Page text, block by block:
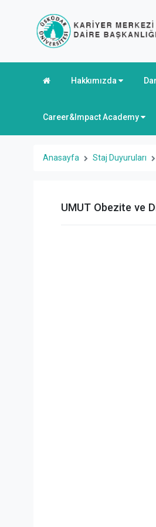
Hakkımızda
Career&Impact Academy
Anasayfa Staj Duyuruları
UMUT Obezite ve